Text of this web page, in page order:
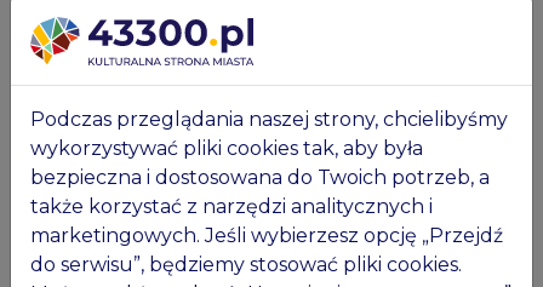
wtorek 9:00–15:00
środa 9:00–16:00
czwartek 11:00–18:00
piątek 9:00–16:00
sobota 9:00–15:00
niedziela 10:00–17:00
Muzeum jest nieczynne w następujących dniach
roku:
Podczas przeglądania naszej strony, chcielibyśmy
wykorzystywać pliki cookies tak, aby była
bezpieczna i dostosowana do Twoich potrzeb, a
także korzystać z narzędzi analitycznych i
marketingowych. Jeśli wybierzesz opcję „Przejdź
do serwisu”, będziemy stosować pliki cookies.